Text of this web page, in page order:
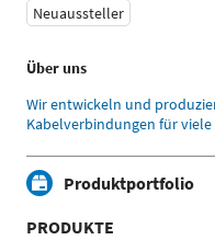
Neuaussteller
Über uns
Wir entwickeln und
Kabelverbindungen für
Produktportfolio
PRODUKTE